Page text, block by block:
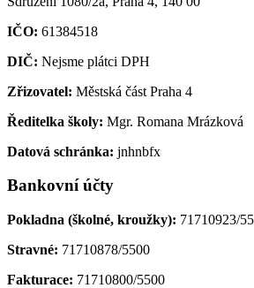
IČO: 61384518
DIČ: Nejsme plátci DPH
Zřizovatel: Městská část Praha 4
Ředitelka školy: Mgr. Romana Mrázková
Datová schránka: jnhnbfx
Bankovní účty
Pokladna (školné, kroužky): 71710923/
Stravné: 71710878/5500
Fakturace: 71710800/5500